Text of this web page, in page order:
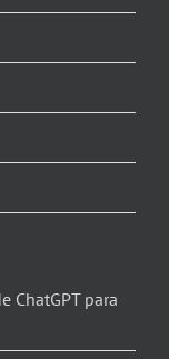
ChatGPT para